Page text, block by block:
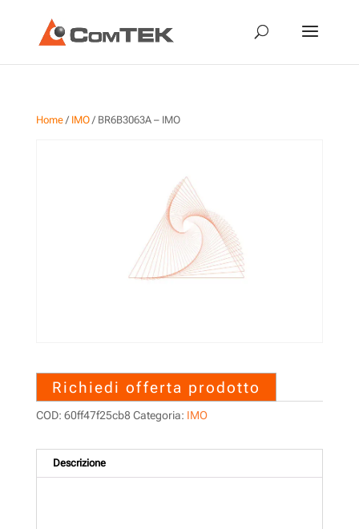
Home/ IMO/ BR6B3063A – IMO
Richiedi offerta prodotto
COD: 60ff47f25cb8 Categoria: IMO
Descrizione